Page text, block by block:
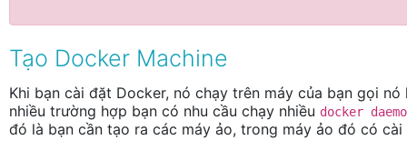
Tạo Docker Machine
Khi bạn cài đặt Docker, nó chạy trên máy của bạn gọi
nhiều trường hợp bạn có nhu cầu chạy nhiều docker
đó là bạn cần tạo ra các máy ảo, trong máy ảo đó có cài